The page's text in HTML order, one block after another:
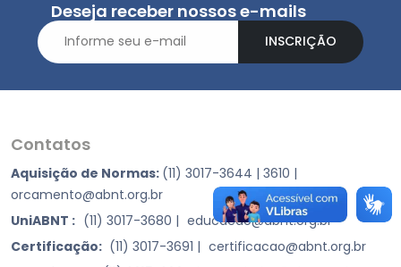
Deseja receber nossos e-mails
INSCRIÇÃO
Contatos
Aquisição de Normas: (11) 3017-3644 | 3610 |
orcamento@abnt.org.br
UniABNT : (11) 3017-3680 | educacao@abnt.org.br
Certificação: (11) 3017-3691 | certificacao@abnt.org.br